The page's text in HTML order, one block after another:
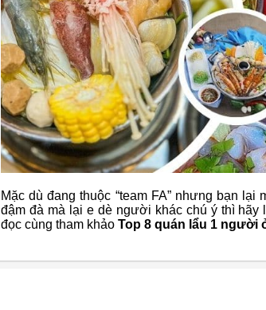
Mặc dù đang thuộc “team FA” nhưng bạn
đậm đà mà lại e dè người khác chú ý thì
đọc cùng tham khảo Top 8 quán lẩu 1 người